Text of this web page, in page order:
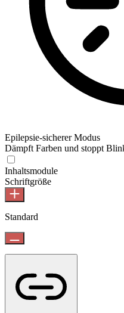
Epilepsie-sicherer Modus
Dämpft Farben und stoppt
Inhaltsmodule
Schriftgröße
Standard